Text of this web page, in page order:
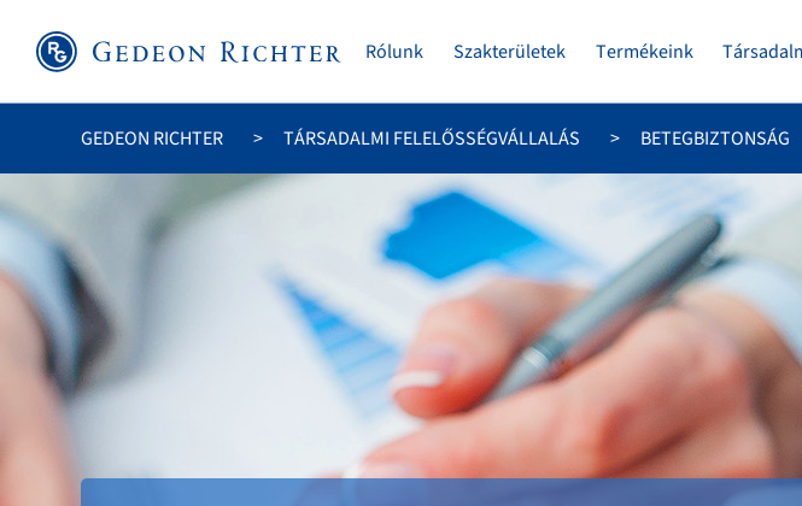
Rólunk Szakterületek Termékeink
GEDEON RICHTER TÁRSADALMI FELELŐSSÉGVÁLLALÁS BETEGBIZTONSÁG